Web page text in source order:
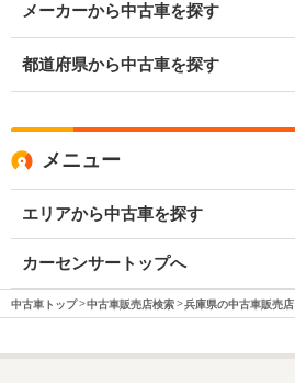
メーカーから中古車を探す
都道府県から中古車を探す
メニュー
エリアから中古車を探す
カーセンサートップへ
中古車トップ 中古車販売店検索 兵庫県の中古車販売店